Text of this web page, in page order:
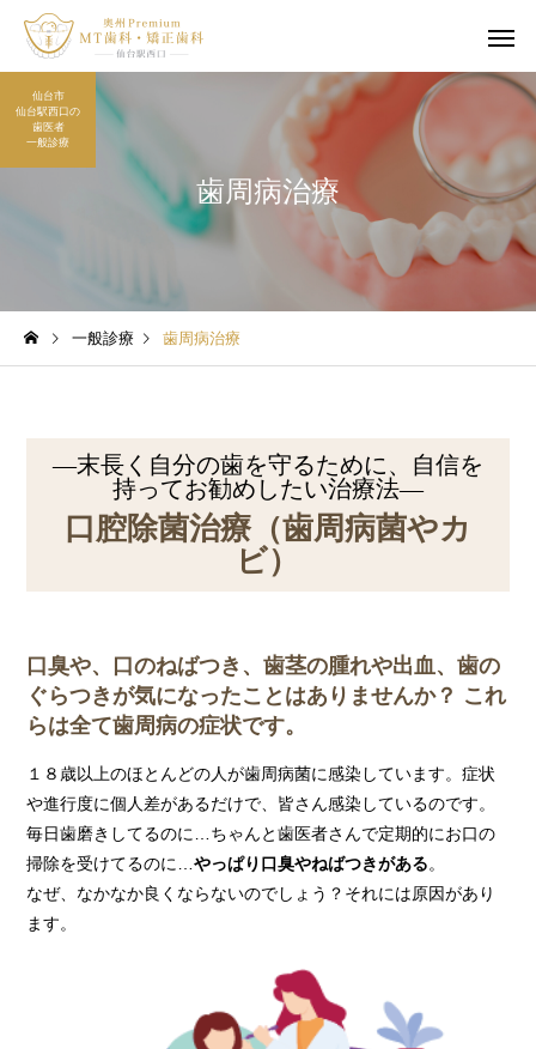
歯周病治療
仙台市
仙台駅西口の
歯医者
一般診療
一般診療 歯周病治療
―末長く自分の歯を守るために、自信を
持ってお勧めしたい治療法―
口腔除菌治療（歯周病菌やカ
ビ）
口臭や、口のねばつき、歯茎の腫れや出血、歯の
ぐらつきが気になったことはありませんか？ これ
らは全て歯周病の症状です。
１８歳以上のほとんどの人が歯周病菌に感染しています。症状
や進行度に個人差があるだけで、皆さん感染しているのです。
毎日歯磨きしてるのに…ちゃんと歯医者さんで定期的にお口の
掃除を受けてるのに…やっぱり口臭やねばつきがある。
なぜ、なかなか良くならないのでしょう？それには原因があり
ます。